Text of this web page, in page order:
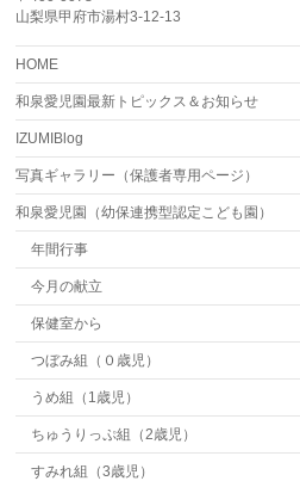
山梨県甲府市湯村3-12-13
HOME
和泉愛児園最新トピックス＆お知らせ
IZUMIBlog
写真ギャラリー（保護者専用ページ）
和泉愛児園（幼保連携型認定こども園）
年間行事
今月の献立
保健室から
つぼみ組（０歳児）
うめ組（1歳児）
ちゅうりっぷ組（2歳児）
すみれ組（3歳児）